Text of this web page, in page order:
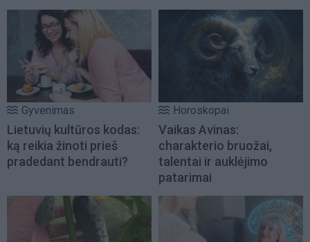
Gyvenimas
Lietuvių kultūros kodas:
ką reikia žinoti prieš
pradedant bendrauti?
Horoskopai
Vaikas Avinas:
charakterio bruožai,
talentai ir auklėjimo
patarimai